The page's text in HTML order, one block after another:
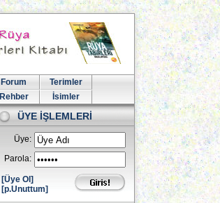
Forum
Terimler
Rehber İsimler
ÜYE İŞLEMLERİ
Üye:
Parola:
[Üye Ol]
[p.Unuttum]